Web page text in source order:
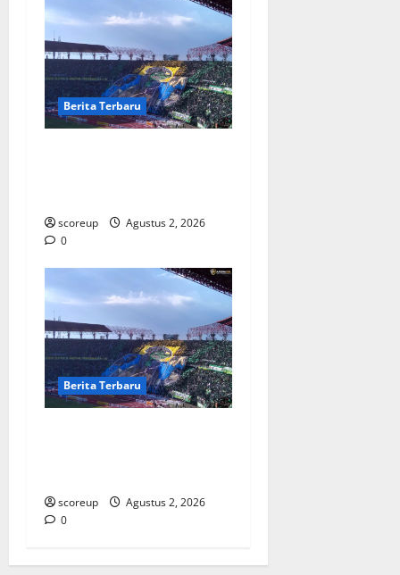
Berita Terbaru
scoreup
Agustus 2, 2026
0
Berita Terbaru
scoreup
Agustus 2, 2026
0